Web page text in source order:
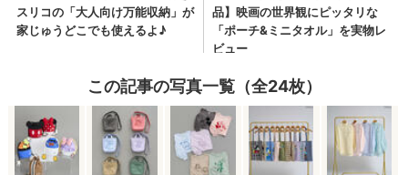
この記事の写真一覧（全24枚）